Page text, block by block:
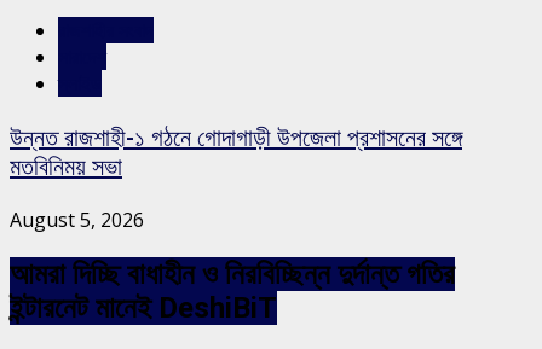
উন্নত রাজশাহী-১ গঠনে গোদাগাড়ী উপজেলা প্রশাসনের সঙ্গে
মতবিনিময় সভা
August 5, 2026
আমরা দিচ্ছি বাধাহীন ও নিরবিচ্ছিন্ন দুর্দান্ত গতির
ইন্টারনেট মানেই DeshiBiT